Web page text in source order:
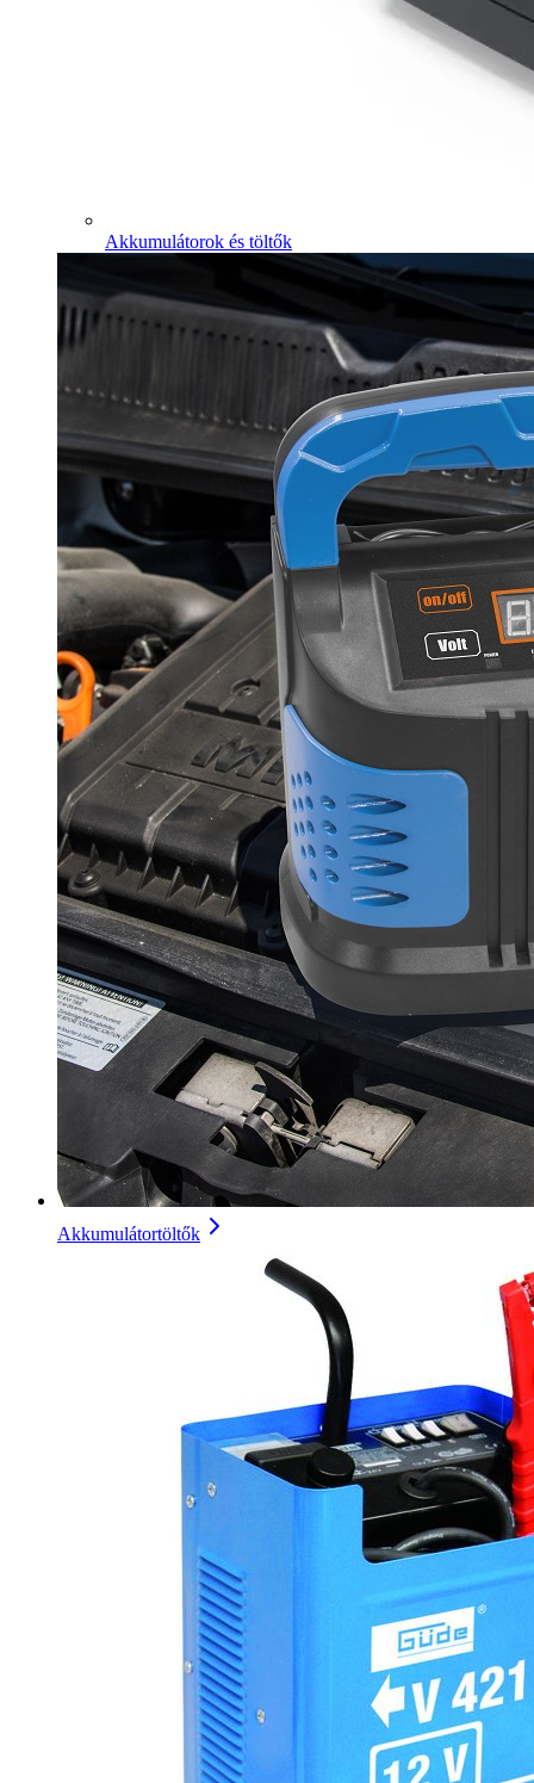
Akkumulátorok és töltők
Akkumulátortöltők